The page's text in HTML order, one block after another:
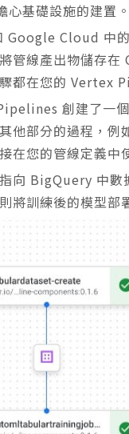
基礎設施的建置。
Cloud 中
管線產出物儲存
都在您的 Vertex
創建了一個
他部分的過程，
在您的管線定義中
向 BigQuery 中
將訓練後的模型部